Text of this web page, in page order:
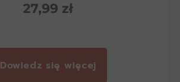
27,99 zł
Dowiedz się więcej